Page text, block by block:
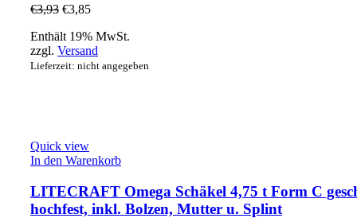
€3,93 €3,85
Enthält 19% MwSt.
zzgl. Versand
Lieferzeit: nicht angegeben
Quick view
In den Warenkorb
LITECRAFT Omega Schäkel 4,75 t Form C
hochfest, inkl. Bolzen, Mutter u. Splint